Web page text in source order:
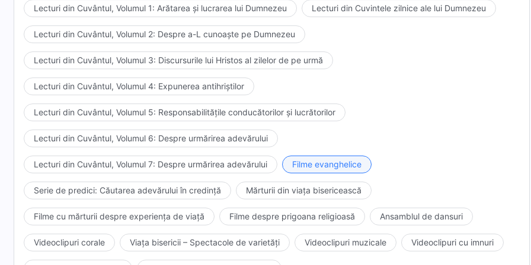
Lecturi din Cuvântul, Volumul 1: Arătarea și lucrarea lui Dumnezeu Lecturi din Cuvintele zilnice ale lui Dumnezeu
Lecturi din Cuvântul, Volumul 2: Despre a-L cunoaște pe Dumnezeu
Lecturi din Cuvântul, Volumul 3: Discursurile lui Hristos al zilelor de pe urmă
Lecturi din Cuvântul, Volumul 4: Expunerea antihriștilor
Lecturi din Cuvântul, Volumul 5: Responsabilitățile conducătorilor și lucrătorilor
Lecturi din Cuvântul, Volumul 6: Despre urmărirea adevărului
Lecturi din Cuvântul, Volumul 7: Despre urmărirea adevărului Filme evanghelice
Serie de predici: Căutarea adevărului în credință Mărturii din viața bisericească
Filme cu mărturii despre experiența de viață Filme despre prigoana religioasă Ansamblul de dansuri
Videoclipuri corale Viața bisericii – Spectacole de varietăți Videoclipuri muzicale Videoclipuri cu imnuri